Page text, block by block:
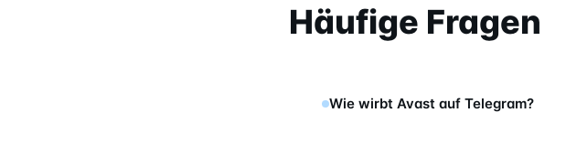
Häufige Fragen
Wie wirbt Avast auf Telegram?